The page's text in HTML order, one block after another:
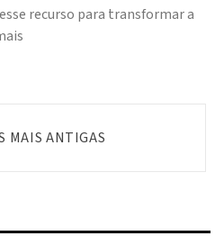
recurso para transformar a
MAIS ANTIGAS